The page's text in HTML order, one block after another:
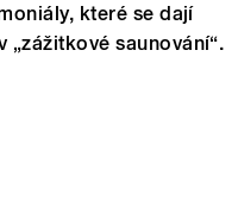
které se dají
saunování“.